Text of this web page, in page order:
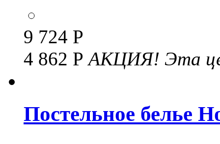
9 724 Р
4 862 РАКЦИЯ! Эта
Постельное белье